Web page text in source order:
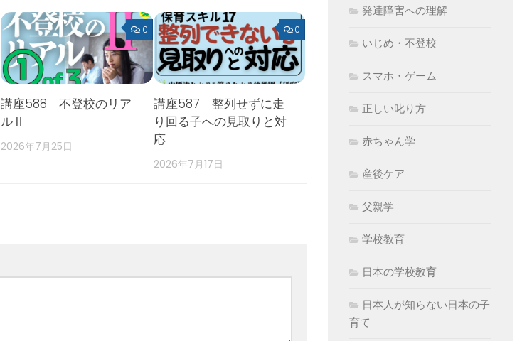
0
講座588 不登校のリア
ルⅡ
2026年7月25日
0
講座587 整列せずに走
り回る子への見取りと対
応
2026年7月17日
発達障害への理解
いじめ・不登校
スマホ・ゲーム
正しい叱り方
赤ちゃん学
産後ケア
父親学
学校教育
日本の学校教育
日本人が知らない日本の子
育て